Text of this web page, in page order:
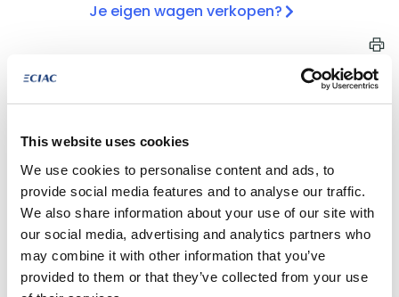
This website uses cookies
We use cookies to personalise content and ads, to
provide social media features and to analyse our traffic.
We also share information about your use of our site with
our social media, advertising and analytics partners who
may combine it with other information that you’ve
provided to them or that they’ve collected from your use
Je eigen wagen verkopen?
Informatie
Merk
Model NX
Versie
Wagon 450h+ E-CVT
Privilege Line LHD